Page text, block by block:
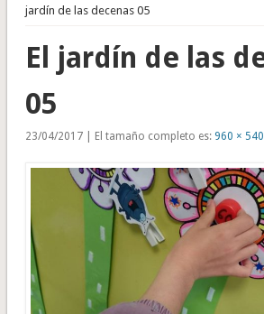
jardín de las decenas 05
El jardín de las
05
23/04/2017 | El tamaño completo es: 960 × 540